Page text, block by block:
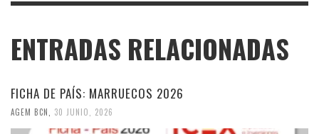
ENTRADAS RELACIONADAS
FICHA DE PAÍS: MARRUECOS 2026
AGEM BCN 30 JUNIO, 2026